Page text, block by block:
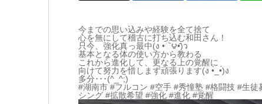
今までの思い込みや経験を全て捨て
心を無にして稽古に打ち込む和田さん！
只今、強化真っ最中(ง •ૅ౪•᷄)ว
基本となる体の使い方から教わる
これから進化して、更なる上の覚醒に
向けて努力を惜しまず頑張ります(ง •̀_•́)ง
多分･･･(^_^;)
#湖南市 #フルコン #空手 #秀憧塾 #格闘技 #生
シング #拡散希望 #強化 #進化 #覚醒